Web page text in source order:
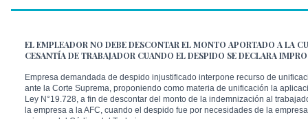
EL EMPLEADOR NO DEBE DESCONTAR EL MONTO APORTADO A LA
CESANTÍA DE TRABAJADOR CUANDO EL DESPIDO SE DECLARA
Empresa demandada de despido injustificado interpone recurso de
ante la Corte Suprema, proponiendo como materia de unificación la
Ley N°19.728, a fin de descontar del monto de la indemnización al
la empresa a la AFC, cuando el despido fue por necesidades de la